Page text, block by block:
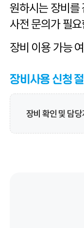
원하시는 장비를
사전 문의가 필
장비 이용 가능
장비사용 신청
장비 확인 및 담